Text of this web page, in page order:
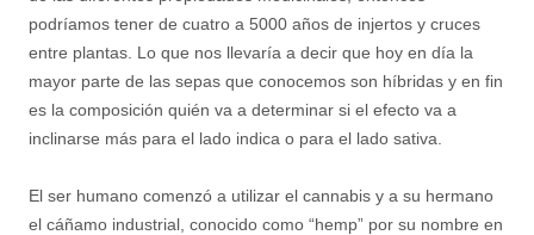
podríamos tener de cuatro a 5000 años de injertos y cruces
entre plantas. Lo que nos llevaría a decir que hoy en día la
mayor parte de las sepas que conocemos son híbridas y en fin
es la composición quién va a determinar si el efecto va a
inclinarse más para el lado indica o para el lado sativa.
El ser humano comenzó a utilizar el cannabis y a su hermano
el cáñamo industrial, conocido como “hemp” por su nombre en